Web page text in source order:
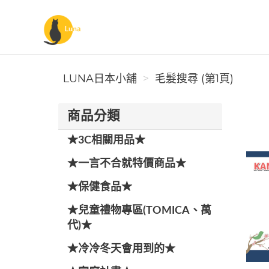
Luna日本小舖
LUNA日本小舖
毛髮搜尋 (第1頁)
商品分類
★3C相關用品★
★一言不合就特價商品★
★保健食品★
★兒童禮物專區(TOMICA、萬
代)★
★冷冷冬天會用到的★